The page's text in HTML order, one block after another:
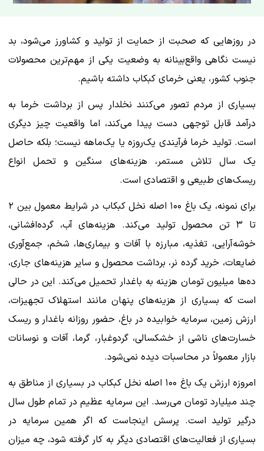
در روزهایی که صحبت از حمایت از تولید و کشاورز می‌شود، بد
نیست نگاهی واقع‌بینانه به وضعیت یکی از مهم‌ترین محصولات
جنوب کشور، یعنی خرمای کبکاب داشته باشیم.
بسیاری از مردم تصور می‌کنند نخلدار پس از برداشت خرما به
درآمد قابل توجهی دست پیدا می‌کند، اما واقعیت چیز دیگری
است. تولید خرما فرآیندی یک‌روزه یا یک‌ماهه نیست؛ بلکه حاصل
یک سال تلاش مستمر، هزینه‌های سنگین و تحمل انواع
ریسک‌های طبیعی و اقتصادی است.
برای نمونه، یک باغ ۱۰۰ اصله نخل کبکاب در شرایط معمول بین ۲
تا ۳ تن محصول تولید می‌کند. هزینه‌های آب، گرده‌افشانی،
خوشه‌آرایی، تغذیه، مبارزه با آفات و بیماری‌ها، شخم، جمع‌آوری
ضایعات، خرید گرده نر، برداشت محصول و سایر هزینه‌های جاری،
ده‌ها میلیون تومان هزینه به باغدار تحمیل می‌کند. این در حالی
است که بسیاری از هزینه‌های پنهان مانند استهلاک تجهیزات،
ارزش زمین، سرمایه خوابیده در باغ، حضور روزانه باغدار و ریسک
خسارت‌های ناشی از خشکسالی، گردوغبار، گرما، آفات و نوسانات
بازار معمولاً در محاسبات دیده نمی‌شود.
امروزه ارزش یک باغ ۱۰۰ اصله نخل کبکاب در بسیاری از مناطق به
چند میلیارد تومان می‌رسد. این سرمایه عظیم در تمام طول سال
درگیر تولید است. پرسش اینجاست که اگر همین سرمایه در
بسیاری از فعالیت‌های اقتصادی دیگر به کار گرفته شود، چه میزان